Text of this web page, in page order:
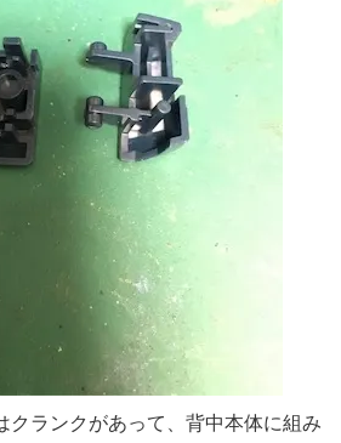
クランクがあって、背中本体に組み